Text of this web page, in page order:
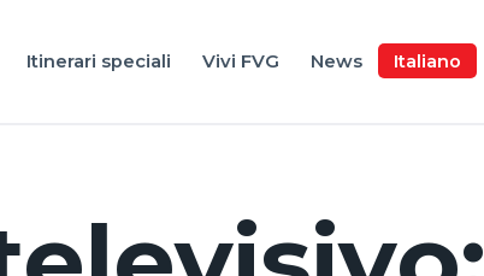
Itinerari speciali Vivi FVG News Italiano